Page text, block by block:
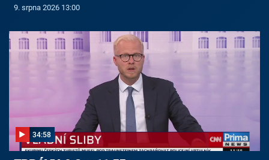
9. srpna 2026 13:00
34:58